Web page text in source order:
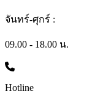
จันทร์-ศุกร์ :
09.00 - 18.00 น.
Hotline